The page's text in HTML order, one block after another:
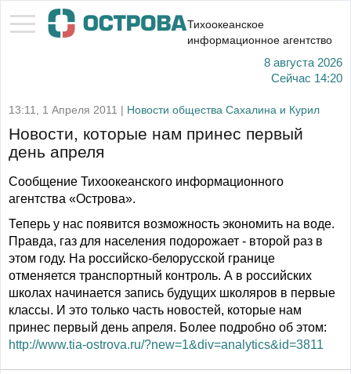
Тихоокеанское
информационное агентство
8 августа 2026
Сейчас 14:20
13:11, 1 Апреля 2011 | Новости общества Сахалина и Курил
Новости, которые нам принес первый
день апреля
Сообщение Тихоокеанского информационного
агентства «Острова».
Теперь у нас появится возможность экономить на воде.
Правда, газ для населения подорожает - второй раз в
этом году. На российско-белорусской границе
отменяется транспортный контроль. А в российских
школах начинается запись будущих школяров в первые
классы. И это только часть новостей, которые нам
принес первый день апреля. Более подробно об этом:
http://www.tia-ostrova.ru/?new=1&div=analytics&id=3811